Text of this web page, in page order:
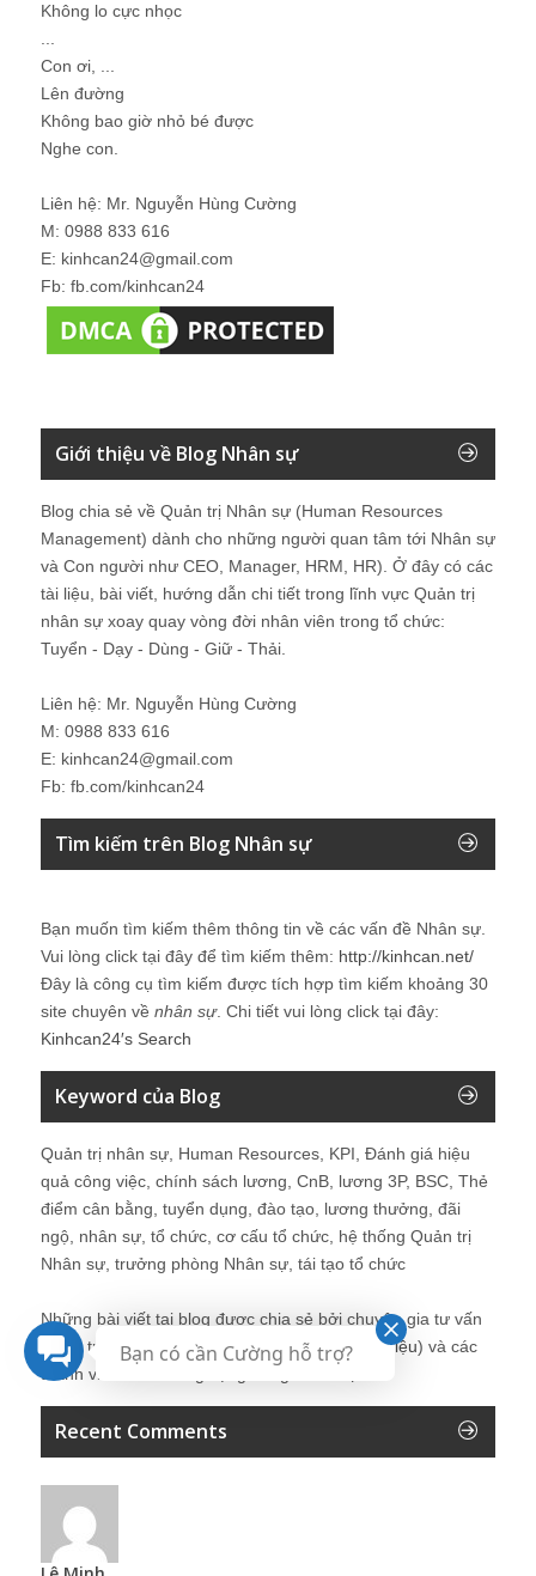
Không lo cực nhọc
...
Con ơi, ...
Lên đường
Không bao giờ nhỏ bé được
Nghe con.
Liên hệ: Mr. Nguyễn Hùng Cường
M: 0988 833 616
E: kinhcan24@gmail.com
Fb: fb.com/kinhcan24
Giới thiệu về Blog Nhân sự
Blog chia sẻ về Quản trị Nhân sự (Human Resources
Management) dành cho những người quan tâm tới Nhân sự
và Con người như CEO, Manager, HRM, HR). Ở đây có các
tài liệu, bài viết, hướng dẫn chi tiết trong lĩnh vực Quản trị
nhân sự xoay quay vòng đời nhân viên trong tổ chức:
Tuyển - Dạy - Dùng - Giữ - Thải.
Liên hệ: Mr. Nguyễn Hùng Cường
M: 0988 833 616
E: kinhcan24@gmail.com
Fb: fb.com/kinhcan24
Tìm kiếm trên Blog Nhân sự
Bạn muốn tìm kiếm thêm thông tin về các vấn đề Nhân sự.
Vui lòng click tại đây để tìm kiếm thêm: http://kinhcan.net/
Đây là công cụ tìm kiếm được tích hợp tìm kiếm khoảng 30
site chuyên về nhân sự. Chi tiết vui lòng click tại đây:
Kinhcan24′s Search
Keyword của Blog
Quản trị nhân sự, Human Resources, KPI, Đánh giá hiệu
quả công việc, chính sách lương, CnB, lương 3P, BSC, Thẻ
điểm cân bằng, tuyển dụng, đào tạo, lương thưởng, đãi
ngộ, nhân sự, tổ chức, cơ cấu tổ chức, hệ thống Quản trị
Nhân sự, trưởng phòng Nhân sự, tái tạo tổ chức
Những bài viết tại blog được chia sẻ bởi chuyên gia tư vấn
Quản trị Nhân sự Nguyễn Hùng Cường (giới thiệu) và các
thành viên khác trong cộng đồng Nhân sự.
Recent Comments
Bạn có cần Cường hỗ trợ?